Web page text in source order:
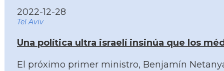
2022-12-28
Tel Aviv
Una polí­tica ultra israelí­ insinúa que los
El próximo primer ministro, Benjamí­n